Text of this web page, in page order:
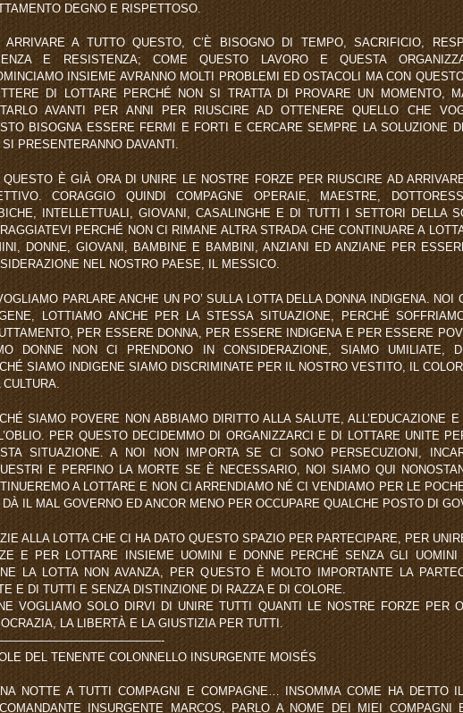
DEGNO E RISPETTOSO.
ARRIVARE A TUTTO QUESTO, C’È BISOGNO DI TEMPO, SACRIFICIO,
E RESISTENZA; COME QUESTO LAVORO E QUESTA
INSIEME AVRANNO MOLTI PROBLEMI ED OSTACOLI MA CON
DI LOTTARE PERCHÉ NON SI TRATTA DI PROVARE UN MOMENTO,
AVANTI PER ANNI PER RIUSCIRE AD OTTENERE QUELLO CHE
BISOGNA ESSERE FERMI E FORTI E CERCARE SEMPRE LA SOLUZIONE
SI PRESENTERANNO DAVANTI.
QUESTO È GIÀ ORA DI UNIRE LE NOSTRE FORZE PER RIUSCIRE AD
CORAGGIO QUINDI COMPAGNE OPERAIE, MAESTRE,
INTELLETTUALI, GIOVANI, CASALINGHE E DI TUTTI I SETTORI DELLA
PERCHÉ NON CI RIMANE ALTRA STRADA CHE CONTINUARE A
DONNE, GIOVANI, BAMBINE E BAMBINI, ANZIANI ED ANZIANE PER
NEL NOSTRO PAESE, IL MESSICO.
PARLARE ANCHE UN PO’ SULLA LOTTA DELLA DONNA INDIGENA. NOI
LOTTIAMO ANCHE PER LA STESSA SITUAZIONE, PERCHÉ
PER ESSERE DONNA, PER ESSERE INDIGENA E PER ESSERE
DONNE NON CI PRENDONO IN CONSIDERAZIONE, SIAMO UMILIATE,
SIAMO INDIGENE SIAMO DISCRIMINATE PER IL NOSTRO VESTITO, IL
CULTURA.
SIAMO POVERE NON ABBIAMO DIRITTO ALLA SALUTE, ALL’EDUCAZIONE
PER QUESTO DECIDEMMO DI ORGANIZZARCI E DI LOTTARE UNITE
SITUAZIONE. A NOI NON IMPORTA SE CI SONO PERSECUZIONI,
E PERFINO LA MORTE SE È NECESSARIO, NOI SIAMO QUI
A LOTTARE E NON CI ARRENDIAMO NÉ CI VENDIAMO PER LE
DÀ IL MAL GOVERNO ED ANCOR MENO PER OCCUPARE QUALCHE POSTO DI
ALLA LOTTA CHE CI HA DATO QUESTO SPAZIO PER PARTECIPARE, PER
E PER LOTTARE INSIEME UOMINI E DONNE PERCHÉ SENZA GLI
LA LOTTA NON AVANZA, PER QUESTO È MOLTO IMPORTANTE LA
E DI TUTTI E SENZA DISTINZIONE DI RAZZA E DI COLORE.
VOGLIAMO SOLO DIRVI DI UNIRE TUTTI QUANTI LE NOSTRE FORZE PER
LA LIBERTÀ E LA GIUSTIZIA PER TUTTI.
DEL TENENTE COLONNELLO INSURGENTE MOISÉS
NOTTE A TUTTI COMPAGNI E COMPAGNE… INSOMMA COME HA DETTO
INSURGENTE MARCOS, PARLO A NOME DEI MIEI COMPAGNI